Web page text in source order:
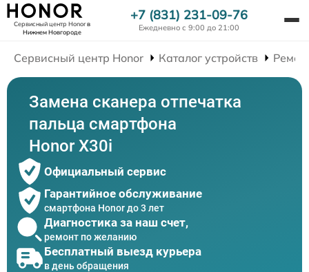
Сервисный центр Honorв
Нижнем Новгороде
+7 (831) 231-09-76
Ежедневно с 9:00 до 21:00
Сервисный центр Honor Каталог устройств
Замена сканера отпечатка
пальца смартфона
Honor X30i
Официальный сервис
Гарантийное обслуживание
смартфона Honor до 3 лет
Диагностика за наш счет,
ремонт по желанию
Бесплатный выезд курьера
в день обращения